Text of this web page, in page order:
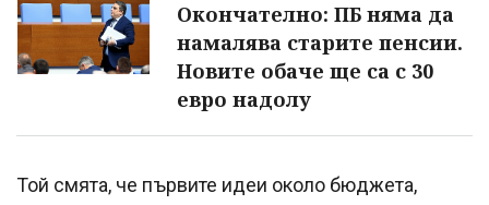
Окончателно: ПБ няма да
намалява старите пенсии.
Новите обаче ще са с 30
евро надолу
Той смята, че първите идеи около бюджета,